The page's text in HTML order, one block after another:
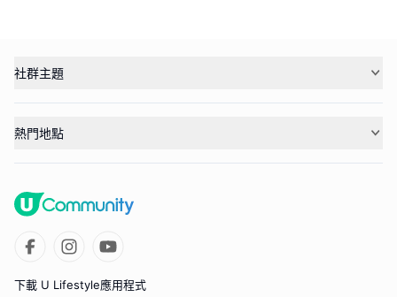
社群主題
熱門地點
下載 U Lifestyle應用程式